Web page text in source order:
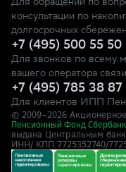
Для обращений по
консультации по
долгосрочных
+7 (495) 500 55 50
Для звонков по всему
вашего оператора связи
+7 (495) 785 38 87
Для клиентов ИПП
© 2009–2026
Пенсионный Фонд
выдана Центральным
ИНН/ КПП 7725352740/